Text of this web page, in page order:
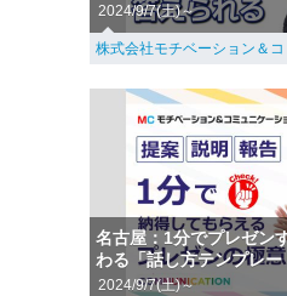
2024/9/7(土)～
株式会社モチベーション＆
名古屋：1分でプレゼン
わる「話し方テンプレ
2024/9/7(土)～